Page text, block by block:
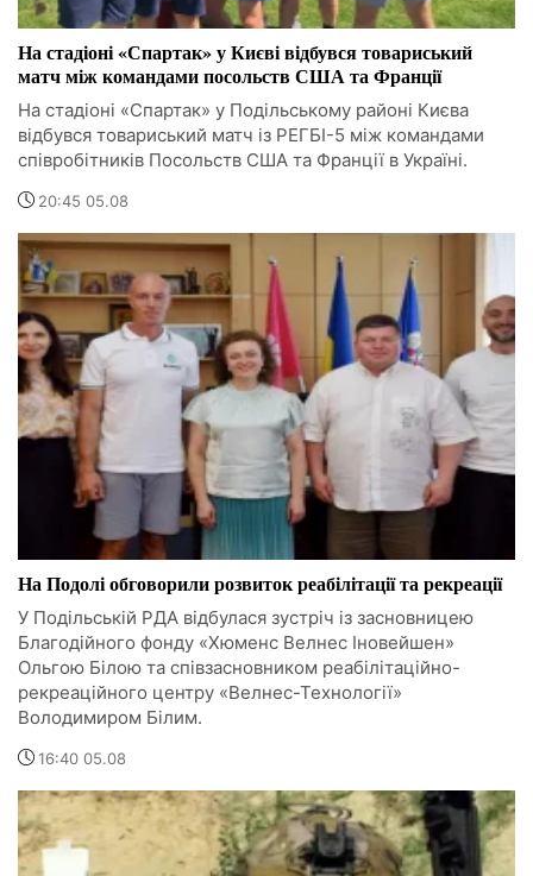
На стадіоні «Спартак» у Києві відбувся товариський
матч між командами посольств США та Франції
На стадіоні «Спартак» у Подільському районі Києва
відбувся товариський матч із РЕГБІ-5 між командами
співробітників Посольств США та Франції в Україні.
20:45 05.08
На Подолі обговорили розвиток реабілітації та рекреації
У Подільській РДА відбулася зустріч із засновницею
Благодійного фонду «Хюменс Велнес Іновейшен»
Ольгою Білою та співзасновником реабілітаційно-
рекреаційного центру «Велнес-Технології»
Володимиром Білим.
16:40 05.08